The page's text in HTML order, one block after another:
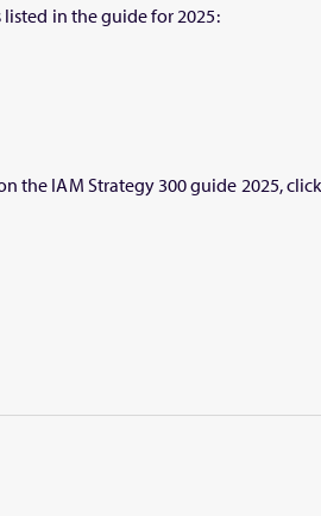
listed in the guide for 2025:
the IAM Strategy 300 guide 2025,